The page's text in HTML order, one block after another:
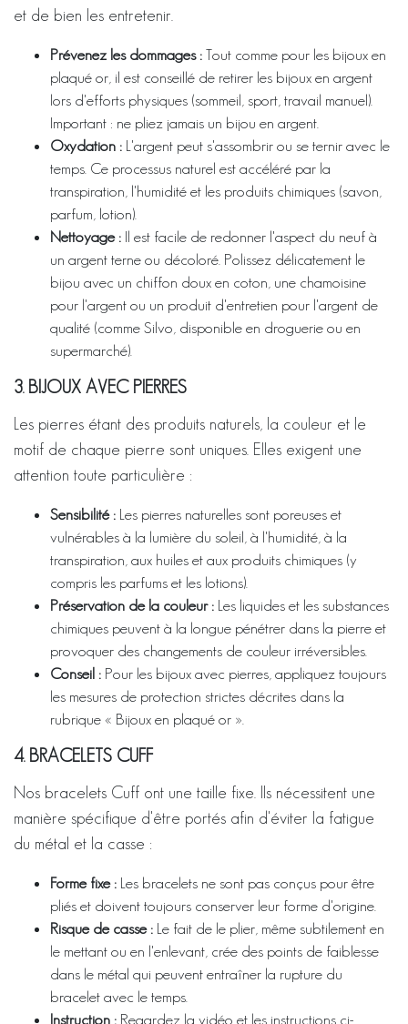
et de bien les entretenir.
Prévenez les dommages : Tout comme pour les bijoux en
plaqué or, il est conseillé de retirer les bijoux en argent
lors d'efforts physiques (sommeil, sport, travail manuel).
Important : ne pliez jamais un bijou en argent.
Oxydation : L'argent peut s'assombrir ou se ternir avec le
temps. Ce processus naturel est accéléré par la
transpiration, l'humidité et les produits chimiques (savon,
parfum, lotion).
Nettoyage : Il est facile de redonner l'aspect du neuf à
un argent terne ou décoloré. Polissez délicatement le
bijou avec un chiffon doux en coton, une chamoisine
pour l'argent ou un produit d'entretien pour l'argent de
qualité (comme Silvo, disponible en droguerie ou en
supermarché).
3. BIJOUX AVEC PIERRES
Les pierres étant des produits naturels, la couleur et le
motif de chaque pierre sont uniques. Elles exigent une
attention toute particulière :
Sensibilité : Les pierres naturelles sont poreuses et
vulnérables à la lumière du soleil, à l'humidité, à la
transpiration, aux huiles et aux produits chimiques (y
compris les parfums et les lotions).
Préservation de la couleur : Les liquides et les substances
chimiques peuvent à la longue pénétrer dans la pierre et
provoquer des changements de couleur irréversibles.
Conseil : Pour les bijoux avec pierres, appliquez toujours
les mesures de protection strictes décrites dans la
rubrique « Bijoux en plaqué or ».
4. BRACELETS CUFF
Nos bracelets Cuff ont une taille fixe. Ils nécessitent une
manière spécifique d'être portés afin d'éviter la fatigue
du métal et la casse :
Forme fixe : Les bracelets ne sont pas conçus pour être
pliés et doivent toujours conserver leur forme d'origine.
Risque de casse : Le fait de le plier, même subtilement en
le mettant ou en l'enlevant, crée des points de faiblesse
dans le métal qui peuvent entraîner la rupture du
bracelet avec le temps.
Instruction : Regardez la vidéo et les instructions ci-